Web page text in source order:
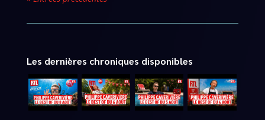
Les dernières chroniques disponibles